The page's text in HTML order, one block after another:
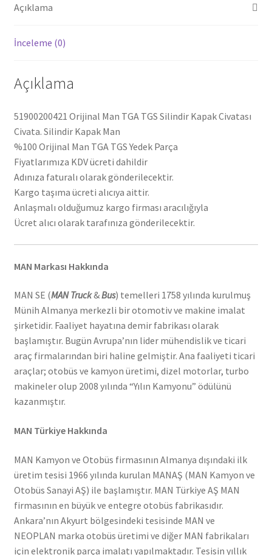
Açıklama
İnceleme (0)
Açıklama
51900200421 Orijinal Man TGA TGS Silindir Kapak Civatası
Civata. Silindir Kapak Man
%100 Orijinal Man TGA TGS Yedek Parça
Fiyatlarımıza KDV ücreti dahildir
Adınıza faturalı olarak gönderilecektir.
Kargo taşıma ücreti alıcıya aittir.
Anlaşmalı olduğumuz kargo firması aracılığıyla
Ücret alıcı olarak tarafınıza gönderilecektir.
MAN Markası Hakkında
MAN SE (MAN Truck&Bus) temelleri 1758 yılında kurulmuş
Münih Almanya merkezli bir otomotiv ve makine imalat
şirketidir. Faaliyet hayatına demir fabrikası olarak
başlamıştır. Bugün Avrupa’nın lider mühendislik ve ticari
araç firmalarından biri haline gelmiştir. Ana faaliyeti ticari
araçlar; otobüs ve kamyon üretimi, dizel motorlar, turbo
makineler olup 2008 yılında “Yılın Kamyonu” ödülünü
kazanmıştır.
MAN Türkiye Hakkında
MAN Kamyon ve Otobüs firmasının Almanya dışındaki ilk
üretim tesisi 1966 yılında kurulan MANAŞ (MAN Kamyon ve
Otobüs Sanayi AŞ) ile başlamıştır. MAN Türkiye AŞ MAN
firmasının en büyük ve entegre otobüs fabrikasıdır.
Ankara’nın Akyurt bölgesindeki tesisinde MAN ve
NEOPLAN marka otobüs üretimi ve diğer MAN fabrikaları
için elektronik parça imalatı yapılmaktadır. Tesisin yıllık